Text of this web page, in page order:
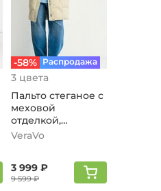
-58% Распродажа
3 цвета
Пальто стеганое с
меховой
отделкой,
бежевый
VeraVo
3 999 ₽
9 599 ₽